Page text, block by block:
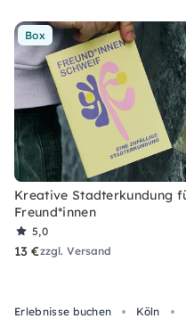
Box
Kreative Stadterkundung
Freund*innen
5,0
13 €zzgl. Versand
Erlebnisse buchen Köln